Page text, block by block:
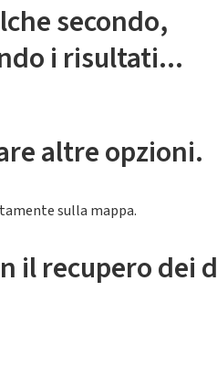
secondo,
i risultati...
altre opzioni.
sulla mappa.
il recupero dei